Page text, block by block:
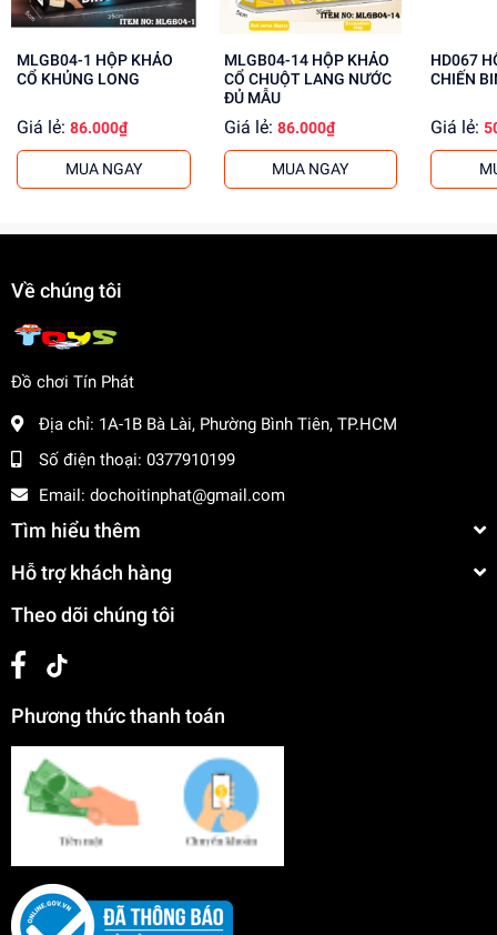
cung cấp giá sỉ cho khách buôn. Liên hệ ngay để biết
MLGB04-1 HỘP KHẢO
CỔ KHỦNG LONG
Giá lẻ: 86.000₫
MUA NGAY
MLGB04-14 HỘP KHẢO
CỔ CHUỘT LANG NƯỚC
ĐỦ MẪU
Giá lẻ: 86.000₫
MUA NGAY
HD067 HỘP KHẢO CỔ
CHIẾN
Giá lẻ:
Về chúng tôi
Đồ chơi Tín Phát
Địa chỉ: 1A-1B Bà Lài, Phường Bình Tiên, TP.HCM
Số điện thoại: 0377910199
Email: dochoitinphat@gmail.com
Tìm hiểu thêm
Hỗ trợ khách hàng
Theo dõi chúng tôi
Phương thức thanh toán